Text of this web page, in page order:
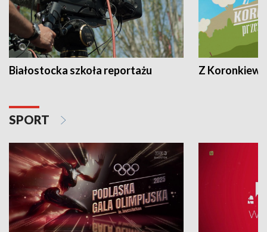
Białostocka szkoła reportażu Z
SPORT